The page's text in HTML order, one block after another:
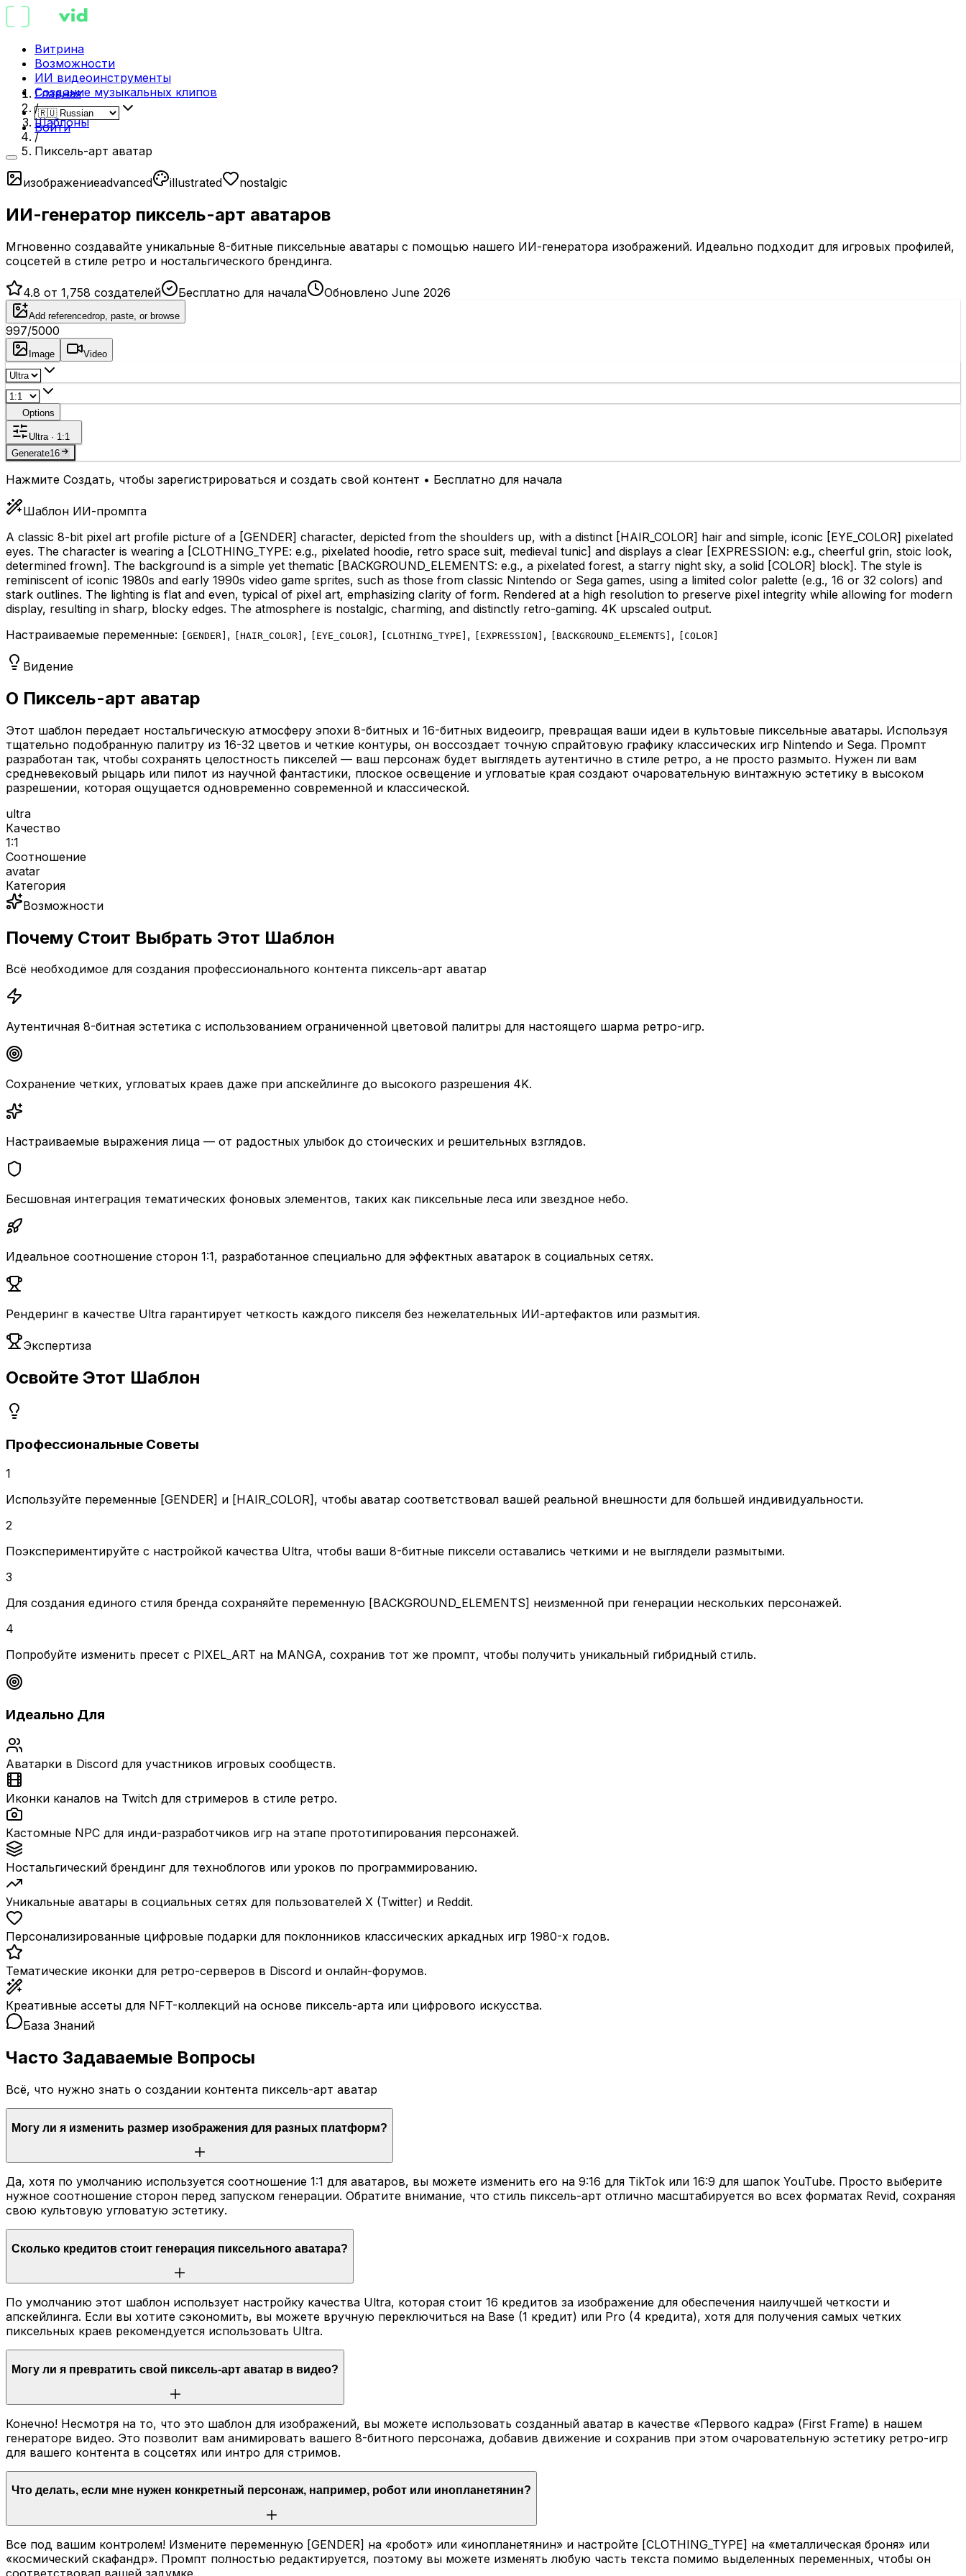
Витрина
Возможности
ИИ видеоинструменты
Создание музыкальных клипов
Войти
Главная
/
Шаблоны
/
Пиксель-арт аватар
изображениеadvanced illustrated nostalgic
ИИ-генератор пиксель-арт аватаров
Мгновенно создавайте уникальные 8-битные пиксельные аватары с помощью нашего ИИ-генератора изображений. Идеально подходит для игровых профилей,
соцсетей в стиле ретро и ностальгического брендинга.
4.8 от 1,758 создателей Бесплатно для начала Обновлено June 2026
Add referencedrop, paste, or browse
997/5000
Image Video
Options
Ultra · 1:1
Generate16
Нажмите Создать, чтобы зарегистрироваться и создать свой контент • Бесплатно для начала
Шаблон ИИ-промпта
A classic 8-bit pixel art profile picture of a [GENDER] character, depicted from the shoulders up, with a distinct [HAIR_COLOR] hair and simple, iconic [EYE_COLOR] pixelated
eyes. The character is wearing a [CLOTHING_TYPE: e.g., pixelated hoodie, retro space suit, medieval tunic] and displays a clear [EXPRESSION: e.g., cheerful grin, stoic look,
determined frown]. The background is a simple yet thematic [BACKGROUND_ELEMENTS: e.g., a pixelated forest, a starry night sky, a solid [COLOR] block]. The style is
reminiscent of iconic 1980s and early 1990s video game sprites, such as those from classic Nintendo or Sega games, using a limited color palette (e.g., 16 or 32 colors) and
stark outlines. The lighting is flat and even, typical of pixel art, emphasizing clarity of form. Rendered at a high resolution to preserve pixel integrity while allowing for modern
display, resulting in sharp, blocky edges. The atmosphere is nostalgic, charming, and distinctly retro-gaming. 4K upscaled output.
Настраиваемые переменные:
GENDER , HAIR_COLOR , EYE_COLOR , CLOTHING_TYPE , EXPRESSION , BACKGROUND_ELEMENTS , COLOR
Видение
О Пиксель-арт аватар
Этот шаблон передает ностальгическую атмосферу эпохи 8-битных и 16-битных видеоигр, превращая ваши идеи в культовые пиксельные аватары. Используя
тщательно подобранную палитру из 16-32 цветов и четкие контуры, он воссоздает точную спрайтовую графику классических игр Nintendo и Sega. Промпт
разработан так, чтобы сохранять целостность пикселей — ваш персонаж будет выглядеть аутентично в стиле ретро, а не просто размыто. Нужен ли вам
средневековый рыцарь или пилот из научной фантастики, плоское освещение и угловатые края создают очаровательную винтажную эстетику в высоком
разрешении, которая ощущается одновременно современной и классической.
ultra
Качество
1:1
Соотношение
avatar
Категория
Возможности
Почему Стоит Выбрать Этот Шаблон
Всё необходимое для создания профессионального контента пиксель-арт аватар
Аутентичная 8-битная эстетика с использованием ограниченной цветовой палитры для настоящего шарма ретро-игр.
Сохранение четких, угловатых краев даже при апскейлинге до высокого разрешения 4K.
Настраиваемые выражения лица — от радостных улыбок до стоических и решительных взглядов.
Бесшовная интеграция тематических фоновых элементов, таких как пиксельные леса или звездное небо.
Идеальное соотношение сторон 1:1, разработанное специально для эффектных аватарок в социальных сетях.
Рендеринг в качестве Ultra гарантирует четкость каждого пикселя без нежелательных ИИ-артефактов или размытия.
Экспертиза
Освойте Этот Шаблон
Профессиональные Советы
1
Используйте переменные [GENDER] и [HAIR_COLOR], чтобы аватар соответствовал вашей реальной внешности для большей индивидуальности.
2
Поэкспериментируйте с настройкой качества Ultra, чтобы ваши 8-битные пиксели оставались четкими и не выглядели размытыми.
3
Для создания единого стиля бренда сохраняйте переменную [BACKGROUND_ELEMENTS] неизменной при генерации нескольких персонажей.
4
Попробуйте изменить пресет с PIXEL_ART на MANGA, сохранив тот же промпт, чтобы получить уникальный гибридный стиль.
Идеально Для
Аватарки в Discord для участников игровых сообществ.
Иконки каналов на Twitch для стримеров в стиле ретро.
Кастомные NPC для инди-разработчиков игр на этапе прототипирования персонажей.
Ностальгический брендинг для техноблогов или уроков по программированию.
Уникальные аватары в социальных сетях для пользователей X (Twitter) и Reddit.
Персонализированные цифровые подарки для поклонников классических аркадных игр 1980-х годов.
Тематические иконки для ретро-серверов в Discord и онлайн-форумов.
Креативные ассеты для NFT-коллекций на основе пиксель-арта или цифрового искусства.
База Знаний
Часто Задаваемые Вопросы
Всё, что нужно знать о создании контента пиксель-арт аватар
Могу ли я изменить размер изображения для разных платформ?
Да, хотя по умолчанию используется соотношение 1:1 для аватаров, вы можете изменить его на 9:16 для TikTok или 16:9 для шапок YouTube. Просто выберите
нужное соотношение сторон перед запуском генерации. Обратите внимание, что стиль пиксель-арт отлично масштабируется во всех форматах Revid, сохраняя
свою культовую угловатую эстетику.
Сколько кредитов стоит генерация пиксельного аватара?
По умолчанию этот шаблон использует настройку качества Ultra, которая стоит 16 кредитов за изображение для обеспечения наилучшей четкости и
апскейлинга. Если вы хотите сэкономить, вы можете вручную переключиться на Base (1 кредит) или Pro (4 кредита), хотя для получения самых четких
пиксельных краев рекомендуется использовать Ultra.
Могу ли я превратить свой пиксель-арт аватар в видео?
Конечно! Несмотря на то, что это шаблон для изображений, вы можете использовать созданный аватар в качестве «Первого кадра» (First Frame) в нашем
генераторе видео. Это позволит вам анимировать вашего 8-битного персонажа, добавив движение и сохранив при этом очаровательную эстетику ретро-игр
для вашего контента в соцсетях или интро для стримов.
Что делать, если мне нужен конкретный персонаж, например, робот или инопланетянин?
Все под вашим контролем! Измените переменную [GENDER] на «робот» или «инопланетянин» и настройте [CLOTHING_TYPE] на «металлическая броня» или
«космический скафандр». Промпт полностью редактируется, поэтому вы можете изменять любую часть текста помимо выделенных переменных, чтобы он
соответствовал вашей задумке.